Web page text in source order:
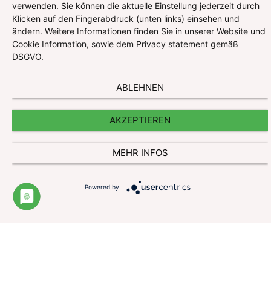
Impressum
Website und Cookie Information
Kontakt
verwenden. Sie können die aktuelle Einstellung jederzeit durch
Klicken auf den Fingerabdruck (unten links) einsehen und
ändern. Weitere Informationen finden Sie in unserer Website und
Cookie Information, sowie dem Privacy statement gemäß
DSGVO.
ABLEHNEN
AKZEPTIEREN
MEHR INFOS
Powered by